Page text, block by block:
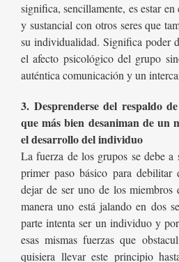
significa, sencillamente, es estar
y sustancial con otros seres que
su individualidad. Significa poder
el afecto psicológico del grupo
auténtica comunicación y un
3. Desprenderse del respaldo
que más bien desaniman de un
el desarrollo del individuo
La fuerza de los grupos se debe a
primer paso básico para
dejar de ser uno de los miembros
manera uno está jalando en dos
parte intenta ser un individuo y
esas mismas fuerzas que
quisiera llevar este principio